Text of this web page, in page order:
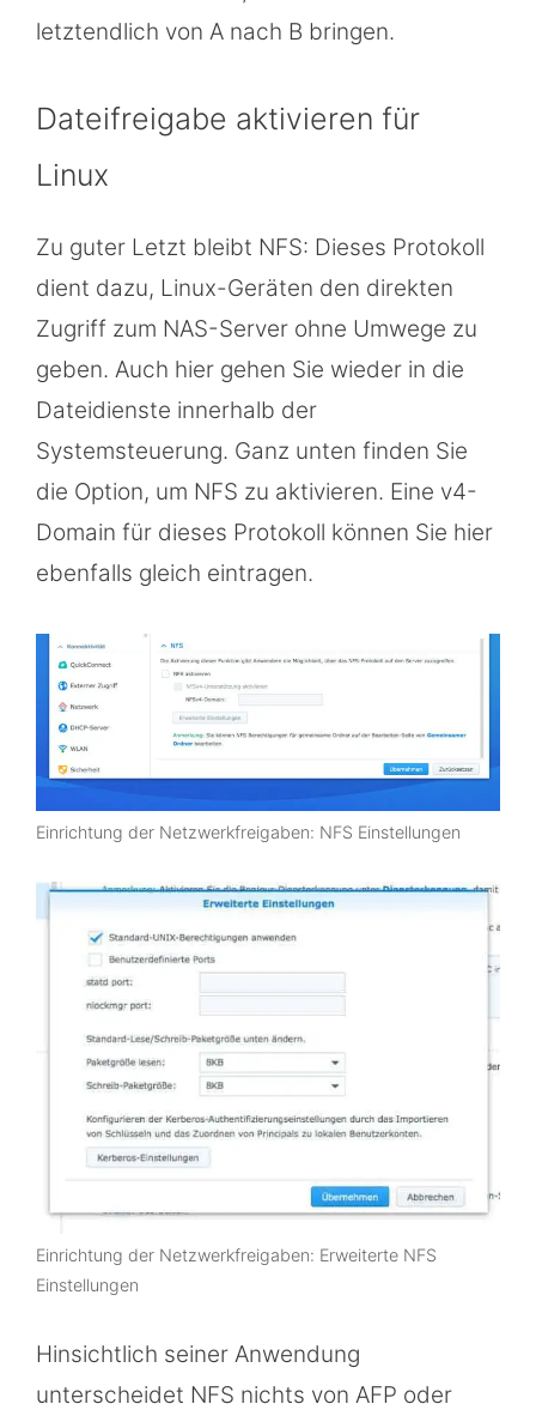
letztendlich von A nach B bringen.
Dateifreigabe aktivieren für
Linux
Zu guter Letzt bleibt NFS: Dieses Protokoll
dient dazu, Linux-Geräten den direkten
Zugriff zum NAS-Server ohne Umwege zu
geben. Auch hier gehen Sie wieder in die
Dateidienste innerhalb der
Systemsteuerung. Ganz unten finden Sie
die Option, um NFS zu aktivieren. Eine v4-
Domain für dieses Protokoll können Sie hier
ebenfalls gleich eintragen.
Einrichtung der Netzwerkfreigaben: NFS Einstellungen
Einrichtung der Netzwerkfreigaben: Erweiterte NFS
Einstellungen
Hinsichtlich seiner Anwendung
unterscheidet NFS nichts von AFP oder